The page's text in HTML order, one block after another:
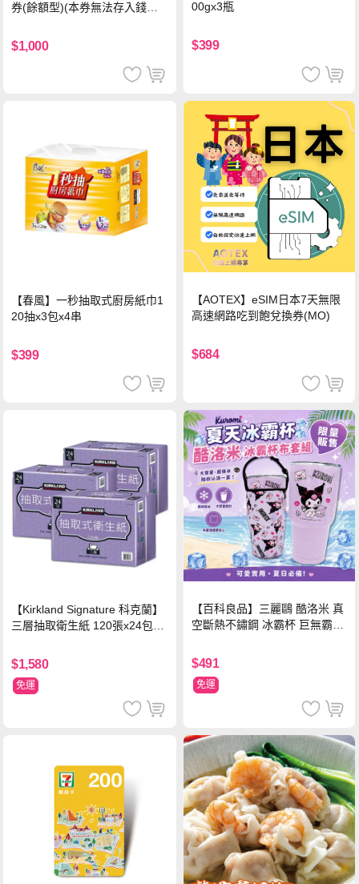
券(餘額型)(本券無法存入錢包
$1,000
00gx3瓶
$399
【春風】一秒抽取式廚房紙巾1
20抽x3包x4串
$399
【AOTEX】eSIM日本7天無限
高速網路吃到飽兌換券(MO)
$684
【Kirkland Signature 科克蘭】
三層抽取衛生紙 120張x24包x3
$1,580
免運
【百科良品】三麗鷗 酷洛米 真
空斷熱不鏽鋼 冰霸杯 巨無霸鋼
ml-信封款(贈手提杯套)
$491
免運